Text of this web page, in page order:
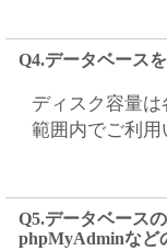
Q4.データベース
ディスク容量
範囲内でご利
Q5.データベース
phpMyAdminなど